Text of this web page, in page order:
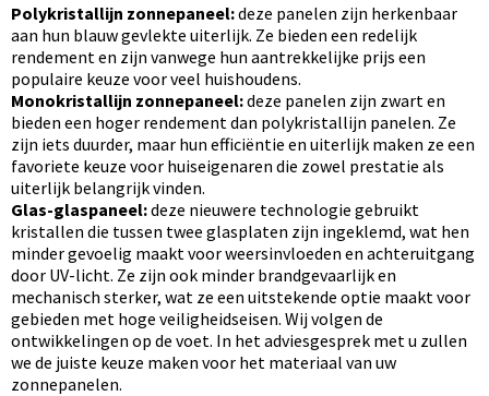
Polykristallijn zonnepaneel:deze panelen zijn herkenbaar
aan hun blauw gevlekte uiterlijk. Ze bieden een redelijk
rendement en zijn vanwege hun aantrekkelijke prijs een
populaire keuze voor veel huishoudens.
Monokristallijn zonnepaneel:deze panelen zijn zwart en
bieden een hoger rendement dan polykristallijn panelen. Ze
zijn iets duurder, maar hun efficiëntie en uiterlijk maken ze een
favoriete keuze voor huiseigenaren die zowel prestatie als
uiterlijk belangrijk vinden.
Glas-glaspaneel:deze nieuwere technologie gebruikt
kristallen die tussen twee glasplaten zijn ingeklemd, wat hen
minder gevoelig maakt voor weersinvloeden en achteruitgang
door UV-licht. Ze zijn ook minder brandgevaarlijk en
mechanisch sterker, wat ze een uitstekende optie maakt voor
gebieden met hoge veiligheidseisen. Wij volgen de
ontwikkelingen op de voet. In het adviesgesprek met u zullen
we de juiste keuze maken voor het materiaal van uw
zonnepanelen.